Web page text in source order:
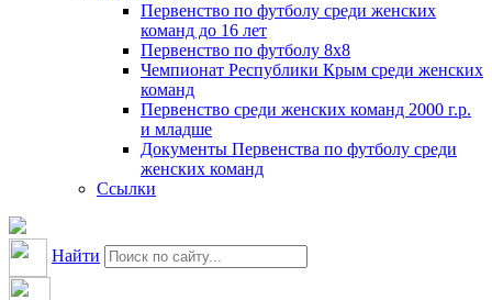
Первенство по футболу среди женских
команд до 16 лет
Первенство по футболу 8х8
Чемпионат Республики Крым среди женских
команд
Первенство среди женских команд 2000 г.р.
и младше
Документы Первенства по футболу среди
женских команд
Ссылки
Найти